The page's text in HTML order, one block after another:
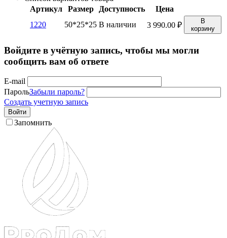
Артикул
Размер Доступность
Цена
1220
50*25*25 В наличии 3 990.00 ₽
В
корзину
Войдите в учётную запись, чтобы мы могли
сообщить вам об ответе
E-mail
ПарольЗабыли пароль?
Создать учетную запись
Войти
Запомнить